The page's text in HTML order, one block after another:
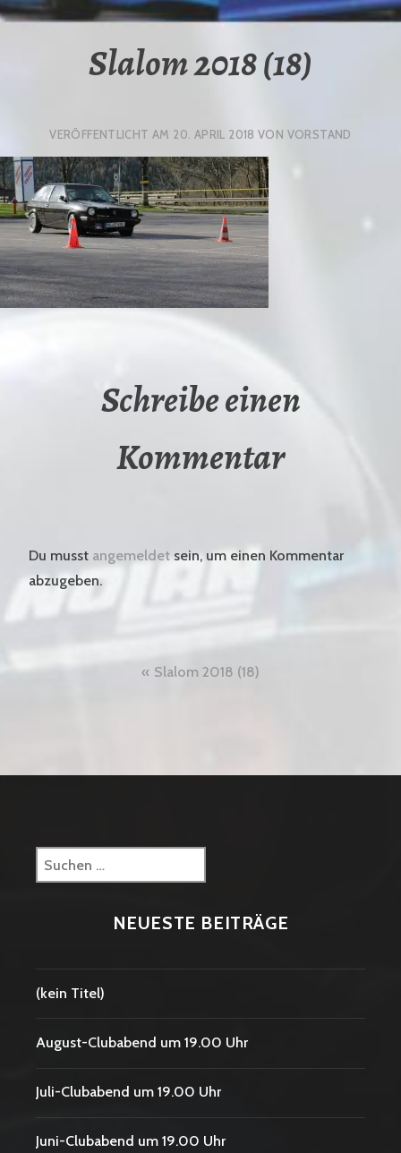
Slalom 2018 (18)
VERÖFFENTLICHT AM 20. APRIL 2018 VON VORSTAND
Schreibe einen
Kommentar
Du musst angemeldet sein, um einen Kommentar
abzugeben.
Beitragsnavigation
Slalom 2018 (18)
Suchen
nach:
NEUESTE BEITRÄGE
(kein Titel)
August-Clubabend um 19.00 Uhr
Juli-Clubabend um 19.00 Uhr
Juni-Clubabend um 19.00 Uhr